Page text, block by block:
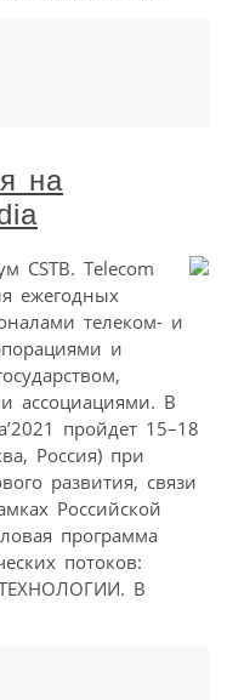
на
CSTB. Telecom
ежегодных
телеком- и
и
ассоциациями. В
пройдет 15–18
Россия) при
развития, связи
Российской
программа
потоков:
В